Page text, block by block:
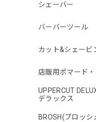
シェーバー
バーバーツール
カット&シェービ
店販用ポマード
UPPERCUT
デラックス
BROSH(ブロッシ